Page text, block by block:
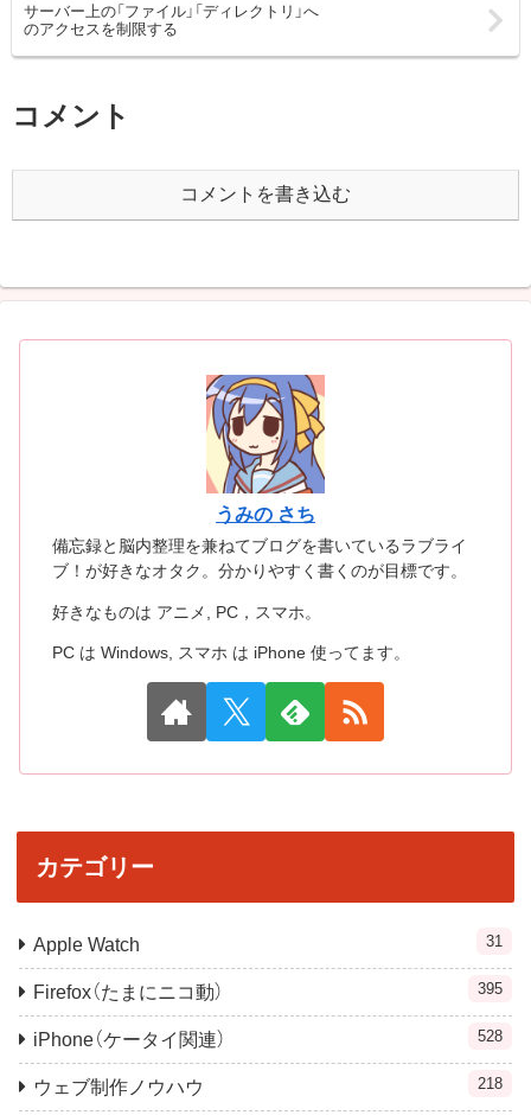
サーバー上の「ファイル」「ディレクトリ」へ
のアクセスを制限する
コメント
コメントを書き込む
うみの さち
備忘録と脳内整理を兼ねてブログを書いているラブライ
ブ！が好きなオタク。分かりやすく書くのが目標です。
好きなものは アニメ, PC，スマホ。
PC は Windows, スマホ は iPhone 使ってます。
カテゴリー
Apple Watch 31
Firefox（たまにニコ動） 395
iPhone（ケータイ関連） 528
ウェブ制作ノウハウ 218